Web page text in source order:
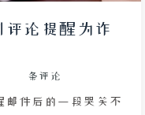
论提醒为诈
条评论
邮件后的一段哭笑不